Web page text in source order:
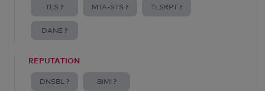
TLS ? MTA-STS ? TLSRPT ?
DANE ?
REPUTATION
DNSBL ? BIMI ?